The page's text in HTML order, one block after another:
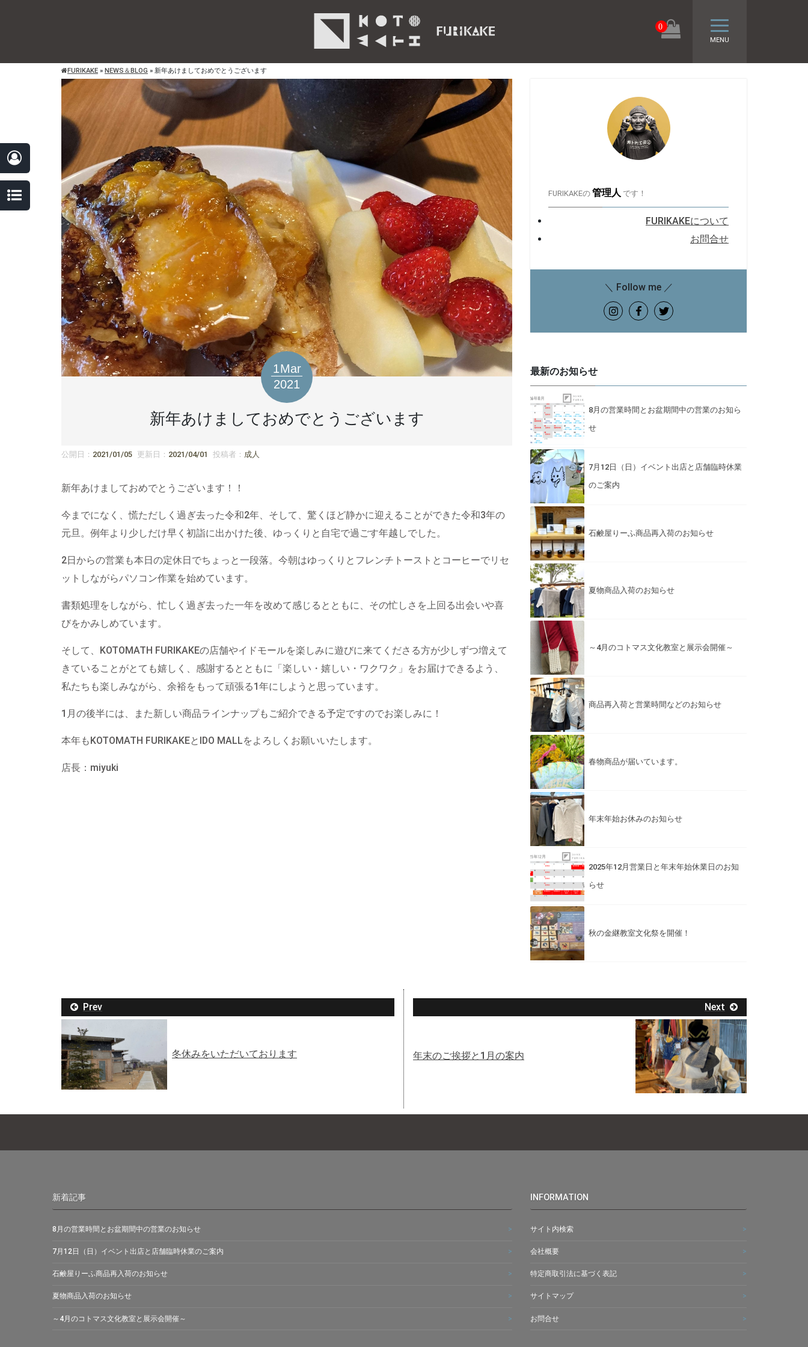
0 トグル ナビゲーシ
MENU
FURIKAKE » NEWS＆BLOG » 新年あけましておめでとうございます
1Mar
2021
新年あけましておめでとうございます
公開日： 2021/01/05 更新日： 2021/04/01 投稿者： 成人
新年あけましておめでとうございます！！
今までになく、慌ただしく過ぎ去った令和2年、そして、驚くほど静かに迎えることができた令和3年の
元旦。例年より少しだけ早く初詣に出かけた後、ゆっくりと自宅で過ごす年越しでした。
2日からの営業も本日の定休日でちょっと一段落。今朝はゆっくりとフレンチトーストとコーヒーでリセ
ットしながらパソコン作業を始めています。
書類処理をしながら、忙しく過ぎ去った一年を改めて感じるとともに、その忙しさを上回る出会いや喜
びをかみしめています。
そして、KOTOMATH FURIKAKEの店舗やイドモールを楽しみに遊びに来てくださる方が少しずつ増えて
きていることがとても嬉しく、感謝するとともに「楽しい・嬉しい・ワクワク」をお届けできるよう、
私たちも楽しみながら、余裕をもって頑張る1年にしようと思っています。
1月の後半には、また新しい商品ラインナップもご紹介できる予定ですのでお楽しみに！
本年もKOTOMATH FURIKAKEとIDO MALLをよろしくお願いいたします。
店長：miyuki
FURIKAKEの 管理人 です！
FURIKAKEについて
お問合せ
＼ Follow me ／
最新のお知らせ
8月の営業時間とお盆期間中の営業のお知ら
せ
7月12日（日）イベント出店と店舗臨時休業
のご案内
石鹸屋りーふ商品再入荷のお知らせ
夏物商品入荷のお知らせ
～4月のコトマス文化教室と展示会開催～
商品再入荷と営業時間などのお知らせ
春物商品が届いています。
年末年始お休みのお知らせ
2025年12月営業日と年末年始休業日のお知
らせ
秋の金継教室文化祭を開催！
Prev
冬休みをいただいております
Next
年末のご挨拶と1月の案内
新着記事
8月の営業時間とお盆期間中の営業のお知らせ
7月12日（日）イベント出店と店舗臨時休業のご案内
石鹸屋りーふ商品再入荷のお知らせ
夏物商品入荷のお知らせ
～4月のコトマス文化教室と展示会開催～
INFORMATION
サイト内検索
会社概要
特定商取引法に基づく表記
サイトマップ
お問合せ